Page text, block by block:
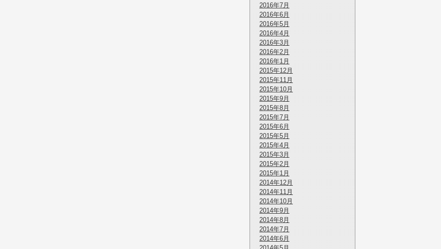
2016年7月
2016年6月
2016年5月
2016年4月
2016年3月
2016年2月
2016年1月
2015年12月
2015年11月
2015年10月
2015年9月
2015年8月
2015年7月
2015年6月
2015年5月
2015年4月
2015年3月
2015年2月
2015年1月
2014年12月
2014年11月
2014年10月
2014年9月
2014年8月
2014年7月
2014年6月